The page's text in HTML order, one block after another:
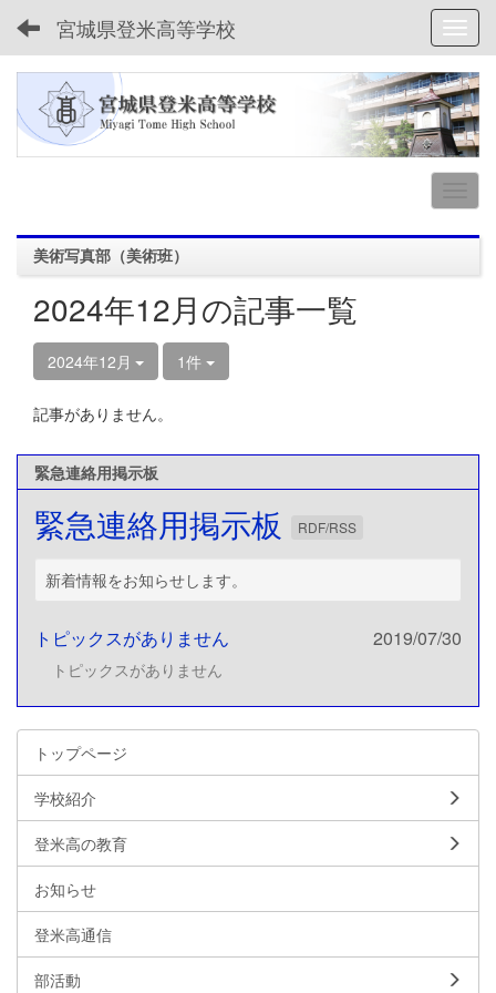
宮城県登米高等学校
美術写真部（美術班）
2024年12月の記事一覧
2024年12月 1件
記事がありません。
緊急連絡用掲示板
緊急連絡用掲示板 RDF/RSS
新着情報をお知らせします。
トピックスがありません 2019/07/30
トピックスがありません
トップページ
学校紹介
登米高の教育
お知らせ
登米高通信
部活動